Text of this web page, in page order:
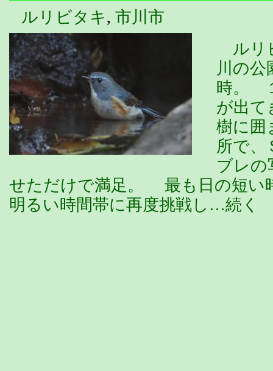
ルリビタキ, 市川市
ルリ
川の公
時。
が出て
樹に囲
所で、
ブレの
せただけで満足。 最も日の短い
明るい時間帯に再度挑戦し…続く